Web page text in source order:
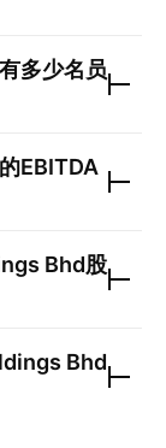
有多少名员
的EBITDA
Bhd股
Bhd